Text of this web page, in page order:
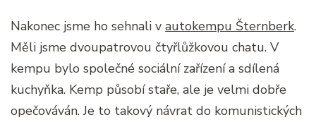
Nakonec jsme ho sehnali v autokempu Šternberk.
Měli jsme dvoupatrovou čtyřlůžkovou chatu. V
kempu bylo společné sociální zařízení a sdílená
kuchyňka. Kemp působí staře, ale je velmi dobře
opečováván. Je to takový návrat do komunistických